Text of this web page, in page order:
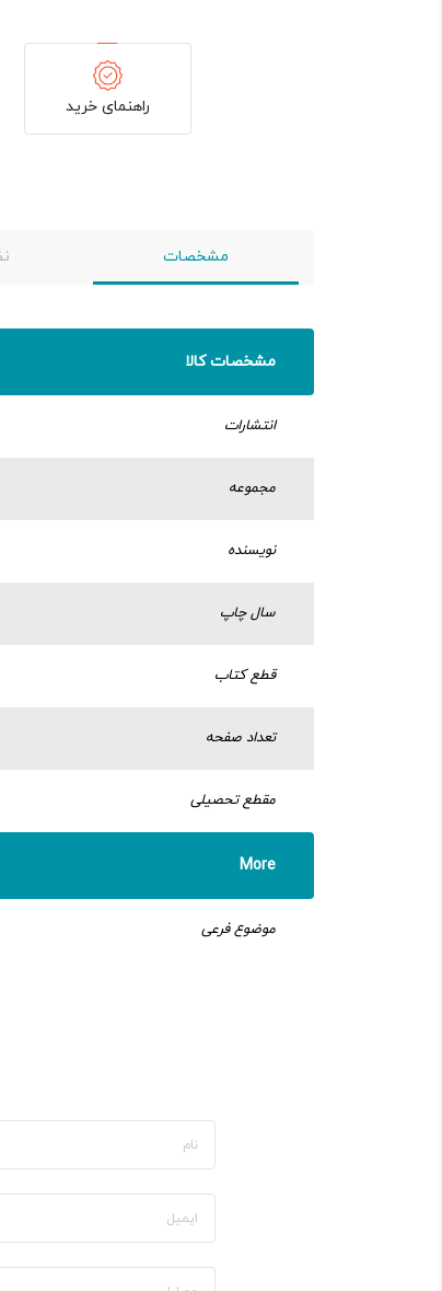
راهنمای خرید
مشخصات
مشخصات کالا
انتشارات
مجموعه
نویسنده
سال چاپ
قطع کتاب
تعداد صفحه
مقطع تحصیلی
More
موضوع فرعی